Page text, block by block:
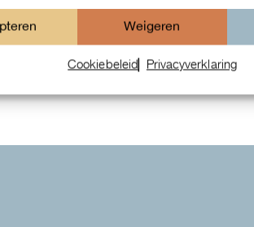
Weigeren
Cookiebeleid Privacyverklaring
IWC Da Vinci